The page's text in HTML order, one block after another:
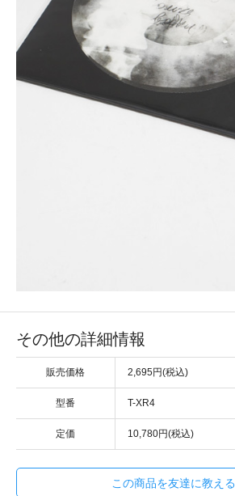
その他の詳細情報
販売価格 2,695円(税込)
型番 T-XR4
定価 10,780円(税込)
この商品を友達に教える